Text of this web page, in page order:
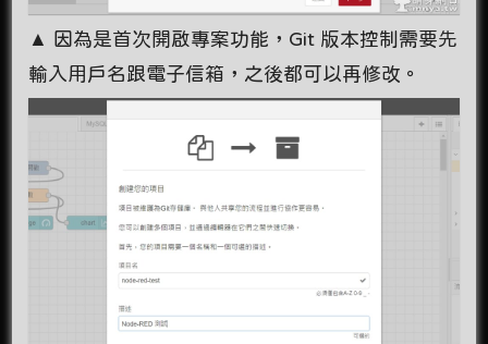
▲ 因為是首次開啟專案功能，Git 版本控制需要先
輸入用戶名跟電子信箱，之後都可以再修改。